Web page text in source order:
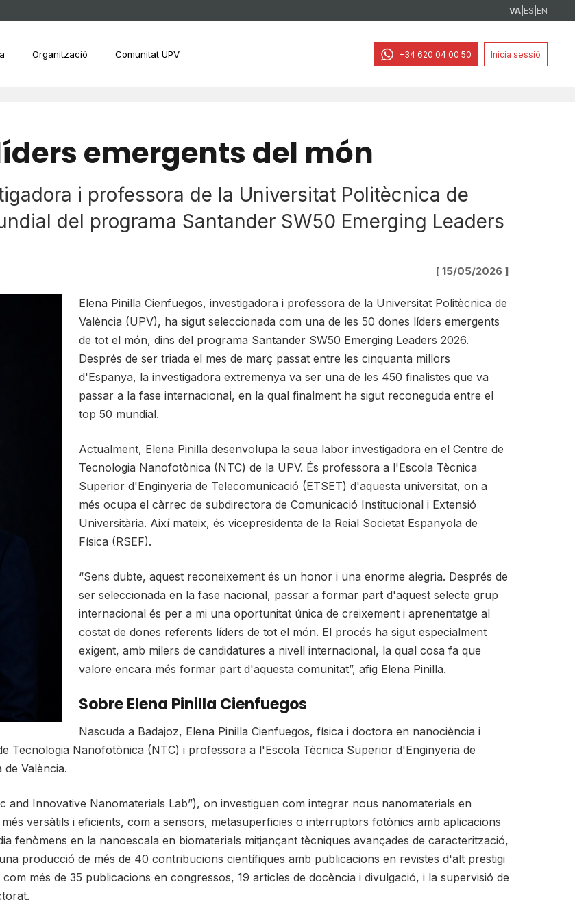
VA ES EN
Organització Comunitat UPV +34 620 04 00 50 Inicia sessió
emergents del món
i professora de la Universitat Politècnica de
del programa Santander SW50 Emerging Leaders
[ 15/05/2026 ]
Elena Pinilla Cienfuegos, investigadora i professora de la Universitat Politècnica de
València (UPV), ha sigut seleccionada com una de les 50 dones líders emergents
de tot el món, dins del programa Santander SW50 Emerging Leaders 2026.
Després de ser triada el mes de març passat entre les cinquanta millors
d'Espanya, la investigadora extremenya va ser una de les 450 finalistes que va
passar a la fase internacional, en la qual finalment ha sigut reconeguda entre el
top 50 mundial.
Actualment, Elena Pinilla desenvolupa la seua labor investigadora en el Centre de
Tecnologia Nanofotònica (NTC) de la UPV. És professora a l'Escola Tècnica
Superior d'Enginyeria de Telecomunicació (ETSET) d'aquesta universitat, on a
més ocupa el càrrec de subdirectora de Comunicació Institucional i Extensió
Universitària. Així mateix, és vicepresidenta de la Reial Societat Espanyola de
Física (RSEF).
“Sens dubte, aquest reconeixement és un honor i una enorme alegria. Després de
ser seleccionada en la fase nacional, passar a formar part d'aquest selecte grup
internacional és per a mi una oportunitat única de creixement i aprenentatge al
costat de dones referents líders de tot el món. El procés ha sigut especialment
exigent, amb milers de candidatures a nivell internacional, la qual cosa fa que
valore encara més formar part d'aquesta comunitat”, afig Elena Pinilla.
Sobre Elena Pinilla Cienfuegos
Nascuda a Badajoz, Elena Pinilla Cienfuegos, física i doctora en nanociència i
Tecnologia Nanofotònica (NTC) i professora a l'Escola Tècnica Superior d'Enginyeria de
València.
and Innovative Nanomaterials Lab”), on investiguen com integrar nous nanomaterials en
versàtils i eficients, com a sensors, metasuperficies o interruptors fotònics amb aplicacions
fenòmens en la nanoescala en biomaterials mitjançant tècniques avançades de caracterització,
producció de més de 40 contribucions científiques amb publicacions en revistes d'alt prestigi
més de 35 publicacions en congressos, 19 articles de docència i divulgació, i la supervisió de